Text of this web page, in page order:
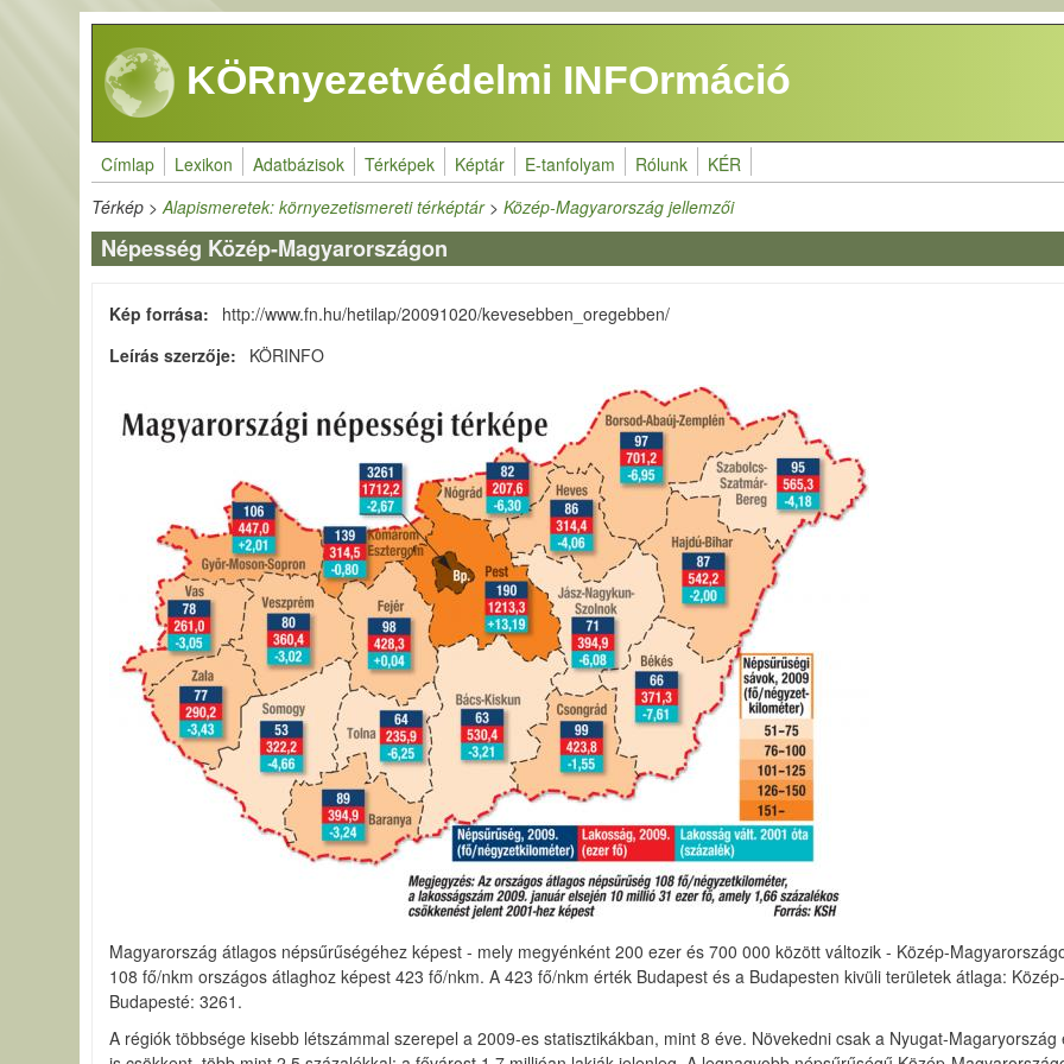
Ugrás a tartalomra
KÖRnyezetvédelmi INFOrmáció
Címlap Lexikon Adatbázisok Térképek Képtár E-tanfolyam Rólunk KÉR
Térkép >Alapismeretek: környezetismereti térképtár>Közép-Magyarország jellemzői
Népesség Közép-Magyarországon
Kép forrása
http://www.fn.hu/hetilap/20091020/kevesebben_oregebben/
Leírás szerzője
KÖRINFO
Magyarország átlagos népsűrűségéhez képest - mely megyénként 200 ezer és 700 000 között változik - Közép-
108 fő/nkm országos átlaghoz képest 423 fő/nkm. A 423 fő/nkm érték Budapest és a Budapesten kivüli területek átlaga:
Budapesté: 3261.
A régiók többsége kisebb létszámmal szerepel a 2009-es statisztikákban, mint 8 éve. Növekedni csak a Nyugat-